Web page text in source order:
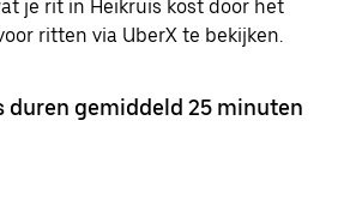
je rit in Heikruis kost door het
ritten via UberX te bekijken.
duren gemiddeld 25 minuten